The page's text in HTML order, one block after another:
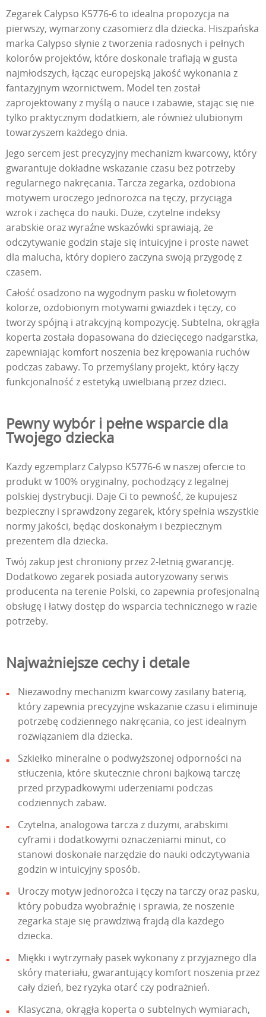
Zegarek Calypso K5776-6 to idealna propozycja na
pierwszy, wymarzony czasomierz dla dziecka. Hiszpańska
marka Calypso słynie z tworzenia radosnych i pełnych
kolorów projektów, które doskonale trafiają w gusta
najmłodszych, łącząc europejską jakość wykonania z
fantazyjnym wzornictwem. Model ten został
zaprojektowany z myślą o nauce i zabawie, stając się nie
tylko praktycznym dodatkiem, ale również ulubionym
towarzyszem każdego dnia.
Jego sercem jest precyzyjny mechanizm kwarcowy, który
gwarantuje dokładne wskazanie czasu bez potrzeby
regularnego nakręcania. Tarcza zegarka, ozdobiona
motywem uroczego jednorożca na tęczy, przyciąga
wzrok i zachęca do nauki. Duże, czytelne indeksy
arabskie oraz wyraźne wskazówki sprawiają, że
odczytywanie godzin staje się intuicyjne i proste nawet
dla malucha, który dopiero zaczyna swoją przygodę z
czasem.
Całość osadzono na wygodnym pasku w fioletowym
kolorze, ozdobionym motywami gwiazdek i tęczy, co
tworzy spójną i atrakcyjną kompozycję. Subtelna, okrągła
koperta została dopasowana do dziecięcego nadgarstka,
zapewniając komfort noszenia bez krępowania ruchów
podczas zabawy. To przemyślany projekt, który łączy
funkcjonalność z estetyką uwielbianą przez dzieci.
Pewny wybór i pełne wsparcie dla
Twojego dziecka
Każdy egzemplarz Calypso K5776-6 w naszej ofercie to
produkt w 100% oryginalny, pochodzący z legalnej
polskiej dystrybucji. Daje Ci to pewność, że kupujesz
bezpieczny i sprawdzony zegarek, który spełnia wszystkie
normy jakości, będąc doskonałym i bezpiecznym
prezentem dla dziecka.
Twój zakup jest chroniony przez 2-letnią gwarancję.
Dodatkowo zegarek posiada autoryzowany serwis
producenta na terenie Polski, co zapewnia profesjonalną
obsługę i łatwy dostęp do wsparcia technicznego w razie
potrzeby.
Najważniejsze cechy i detale
Niezawodny mechanizm kwarcowy zasilany baterią,
który zapewnia precyzyjne wskazanie czasu i eliminuje
potrzebę codziennego nakręcania, co jest idealnym
rozwiązaniem dla dziecka.
Szkiełko mineralne o podwyższonej odporności na
stłuczenia, które skutecznie chroni bajkową tarczę
przed przypadkowymi uderzeniami podczas
codziennych zabaw.
Czytelna, analogowa tarcza z dużymi, arabskimi
cyframi i dodatkowymi oznaczeniami minut, co
stanowi doskonałe narzędzie do nauki odczytywania
godzin w intuicyjny sposób.
Uroczy motyw jednorożca i tęczy na tarczy oraz pasku,
który pobudza wyobraźnię i sprawia, że noszenie
zegarka staje się prawdziwą frajdą dla każdego
dziecka.
Miękki i wytrzymały pasek wykonany z przyjaznego dla
skóry materiału, gwarantujący komfort noszenia przez
cały dzień, bez ryzyka otarć czy podrażnień.
Klasyczna, okrągła koperta o subtelnych wymiarach,